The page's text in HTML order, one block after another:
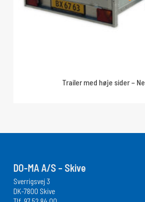
Trailer med høje sider –
DO-MA A/S – Skive
Sverrigsvej 3
DK-7800 Skive